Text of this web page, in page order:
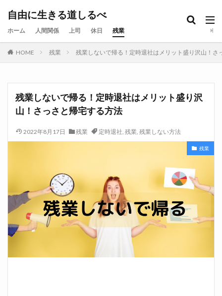
自由に生きる道しるべ
ホーム 人間関係 上司 休日 残業
HOME 残業 残業しないで帰る！定時退社はメリット盛り沢山！さ
残業しないで帰る！定時退社はメリット盛り沢
山！さっさと帰宅する方法
2022年8月17日 残業 定時退社, 残業, 残業しない方法
残業